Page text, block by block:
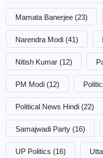
Mamata Banerjee (23)
Narendra Modi (41)
Nitish Kumar (12)
PM Modi (12)
Political News Hindi (22)
Samajwadi Party (16)
UP Politics (16)